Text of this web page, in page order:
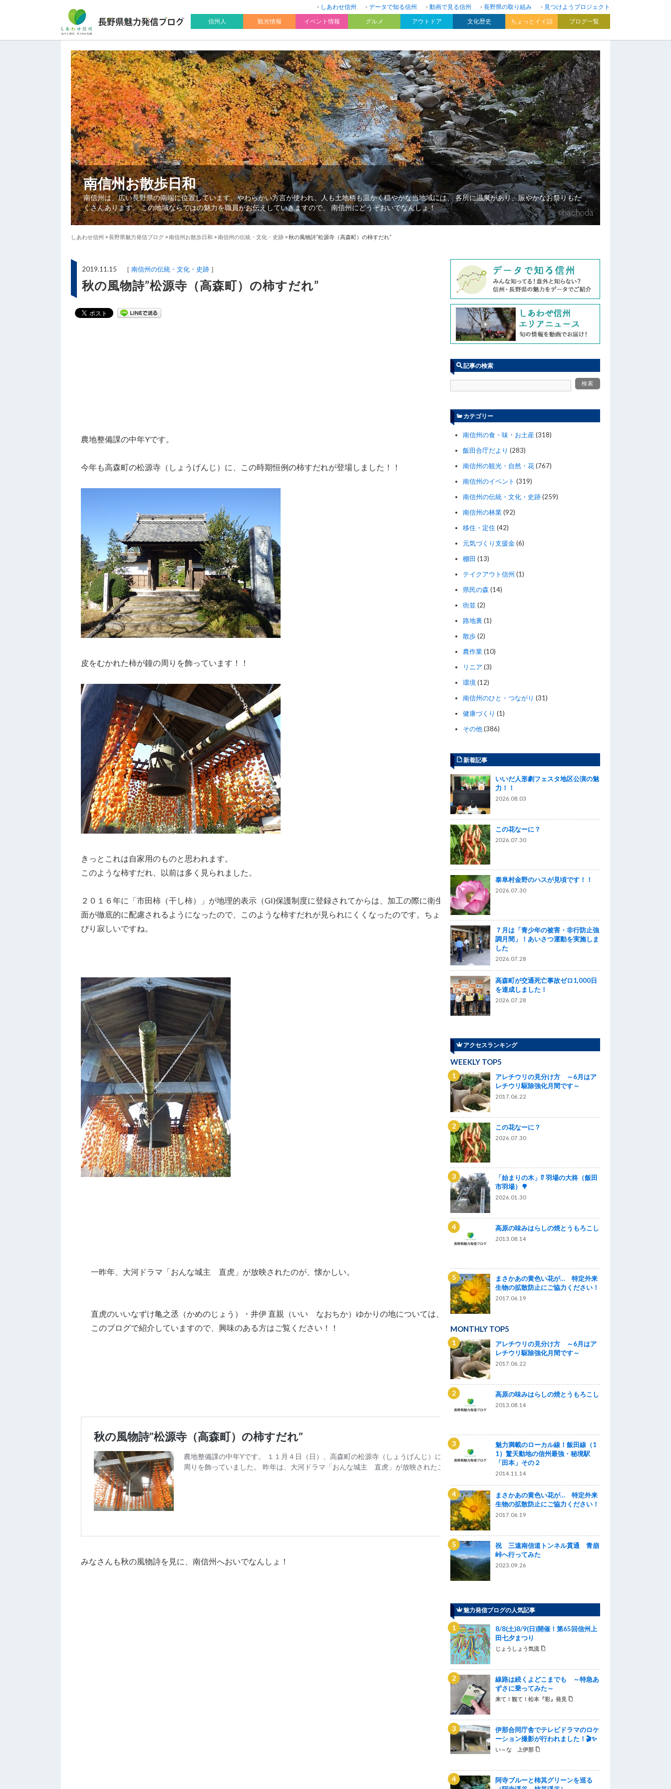
しあわせ信州 データで知る信州 動画で見る信州 長野県の取り組み
見つけようプロジェクト
信州人
観光情報 イベント情報 グルメ アウトドア 文化歴史 ちょっとイイ話 ブログ一覧
南信州お散歩日和
南信州は、広い長野県の南端に位置しています。やわらかい方言が使われ、人も土地柄も温かく穏やかな当地域には、 各所に温泉があり、賑やかなお祭りもた
くさんあります。 この地域ならではの魅力を職員がお伝えしていきますので、 南信州にどうぞおいでなんしょ！
しあわせ信州 >長野県魅力発信ブログ >南信州お散歩日和 >南信州の伝統・文化・史跡 >秋の風物詩”松源寺（高森町）の柿すだれ”
2019.11.15 ［ 南信州の伝統・文化・史跡 ］
秋の風物詩”松源寺（高森町）の柿すだれ”
農地整備課の中年Yです。
今年も高森町の松源寺（しょうげんじ）に、この時期恒例の柿すだれが登場しました！！
皮をむかれた柿が鐘の周りを飾っています！！
きっとこれは自家用のものと思われます。
このような柿すだれ、以前は多く見られました。
２０１６年に「市田柿（干し柿）」が地理的表示（GI)保護制度に登録されてからは、加工の際に衛生
面が徹底的に配慮されるようになったので、このような柿すだれが見られにくくなったのです。ちょっ
ぴり寂しいですね。
一昨年、大河ドラマ「おんな城主 直虎」が放映されたのが、懐かしい。
直虎のいいなずけ亀之丞（かめのじょう）・井伊 直親（いい なおちか）ゆかりの地については、以前
このブログで紹介していますので、興味のある方はご覧ください！！
みなさんも秋の風物詩を見に、南信州へおいでなんしょ！
記事の検索
カテゴリー
南信州の食・味・お土産(318)
飯田合庁だより (283)
南信州の観光・自然・花(767)
南信州のイベント (319)
南信州の伝統・文化・史跡(259)
南信州の林業(92)
移住・定住 (42)
元気づくり支援金(6)
棚田 (13)
テイクアウト信州 (1)
県民の森 (14)
街並 (2)
路地裏 (1)
散歩(2)
農作業(10)
リニア (3)
環境 (12)
南信州のひと・つながり (31)
健康づくり (1)
その他(386)
新着記事
いいだ人形劇フェスタ地区公演の魅
力！！
2026.08.03
この花なーに？
2026.07.30
泰阜村金野のハスが見頃です！！
2026.07.30
７月は「青少年の被害・非行防止強
調月間」！あいさつ運動を実施しま
した
2026.07.28
高森町が交通死亡事故ゼロ1,000日
を達成しました！
2026.07.28
アクセスランキング
WEEKLY TOP5
アレチウリの見分け方 ～6月はア
レチウリ駆除強化月間です～
2017.06.22
この花なーに？
2026.07.30
「始まりの木」⁉ 羽場の大柊（飯田
市羽場）🌳
2026.01.30
高原の味みはらしの焼とうもろこし
2013.08.14
まさかあの黄色い花が… 特定外来
生物の拡散防止にご協力ください！
2017.06.19
MONTHLY TOP5
アレチウリの見分け方 ～6月はア
レチウリ駆除強化月間です～
2017.06.22
高原の味みはらしの焼とうもろこし
2013.08.14
魅力満載のローカル線！飯田線（1
1）驚天動地の信州最強・秘境駅
「田本」その２
2014.11.14
まさかあの黄色い花が… 特定外来
生物の拡散防止にご協力ください！
2017.06.19
祝 三遠南信道トンネル貫通 青崩
峠へ行ってみた
2023.09.26
魅力発信ブログの人気記事
8/8(土)8/9(日)開催！第65回信州上
田七夕まつり
じょうしょう気流
線路は続くよどこまでも ～特急あ
ずさに乗ってみた～
来て！観て！松本『彩』発見
伊那合同庁舎でテレビドラマのロケ
ーション撮影が行われました！🎬✨
い～な 上伊那
阿寺ブルーと柿其グリーンを巡る